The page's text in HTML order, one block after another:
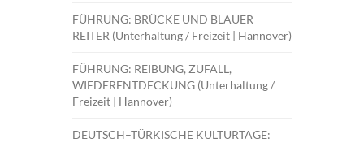
FÜHRUNG: BRÜCKE UND BLAUER
REITER (Unterhaltung / Freizeit | Hannover)
FÜHRUNG: REIBUNG, ZUFALL,
WIEDERENTDECKUNG (Unterhaltung /
Freizeit | Hannover)
DEUTSCH–TÜRKISCHE KULTURTAGE: